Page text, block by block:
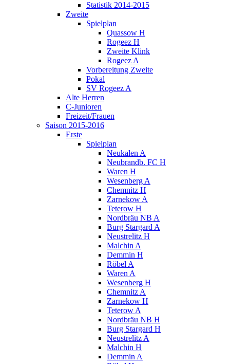
Statistik 2014-2015
Zweite
Spielplan
Quassow H
Rogeez H
Zweite Klink
Rogeez A
Vorbereitung Zweite
Pokal
SV Rogeez A
Alte Herren
C-Junioren
Freizeit/Frauen
Saison 2015-2016
Erste
Spielplan
Neukalen A
Neubrandb. FC H
Waren H
Wesenberg A
Chemnitz H
Zarnekow A
Teterow H
Nordbräu NB A
Burg Stargard A
Neustrelitz H
Malchin A
Demmin H
Röbel A
Waren A
Wesenberg H
Chemnitz A
Zarnekow H
Teterow A
Nordbräu NB H
Burg Stargard H
Neustrelitz A
Malchin H
Demmin A